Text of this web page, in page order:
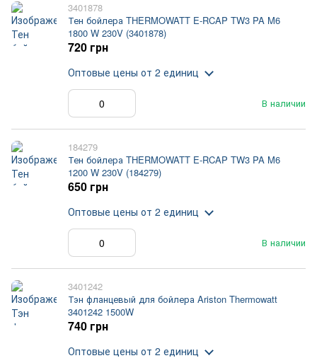
3401878
Тен бойлера THERMOWATT E-RCAP TW3 PA M6
1800 W 230V (3401878)
В наличии
720 грн
Оптовые цены от 2 единиц
184279
Тен бойлера THERMOWATT E-RCAP TW3 PA M6
1200 W 230V (184279)
В наличии
650 грн
Оптовые цены от 2 единиц
3401242
Тэн фланцевый для бойлера Ariston Thermowatt
3401242 1500W
740 грн
Оптовые цены от 2 единиц